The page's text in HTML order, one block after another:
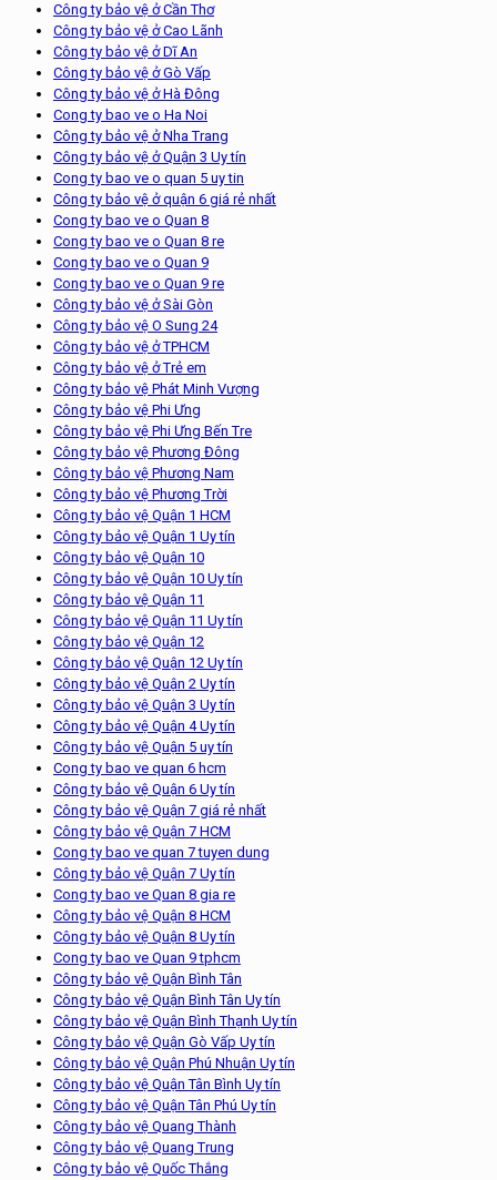
Công ty bảo vệ ở Cần Thơ
Công ty bảo vệ ở Cao Lãnh
Công ty bảo vệ ở Dĩ An
Công ty bảo vệ ở Gò Vấp
Công ty bảo vệ ở Hà Đông
Cong ty bao ve o Ha Noi
Công ty bảo vệ ở Nha Trang
Công ty bảo vệ ở Quận 3 Uy tín
Cong ty bao ve o quan 5 uy tin
Công ty bảo vệ ở quận 6 giá rẻ nhất
Cong ty bao ve o Quan 8
Cong ty bao ve o Quan 8 re
Cong ty bao ve o Quan 9
Cong ty bao ve o Quan 9 re
Công ty bảo vệ ở Sài Gòn
Công ty bảo vệ O Sung 24
Công ty bảo vệ ở TPHCM
Công ty bảo vệ ở Trẻ em
Công ty bảo vệ Phát Minh Vượng
Công ty bảo vệ Phi Ưng
Công ty bảo vệ Phi Ưng Bến Tre
Công ty bảo vệ Phương Đông
Công ty bảo vệ Phương Nam
Công ty bảo vệ Phương Trời
Công ty bảo vệ Quận 1 HCM
Công ty bảo vệ Quận 1 Uy tín
Công ty bảo vệ Quận 10
Công ty bảo vệ Quận 10 Uy tín
Công ty bảo vệ Quận 11
Công ty bảo vệ Quận 11 Uy tín
Công ty bảo vệ Quận 12
Công ty bảo vệ Quận 12 Uy tín
Công ty bảo vệ Quận 2 Uy tín
Công ty bảo vệ Quận 3 Uy tín
Công ty bảo vệ Quận 4 Uy tín
Công ty bảo vệ Quận 5 uy tín
Cong ty bao ve quan 6 hcm
Công ty bảo vệ Quận 6 Uy tín
Công ty bảo vệ Quận 7 giá rẻ nhất
Công ty bảo vệ Quận 7 HCM
Cong ty bao ve quan 7 tuyen dung
Công ty bảo vệ Quận 7 Uy tín
Cong ty bao ve Quan 8 gia re
Công ty bảo vệ Quận 8 HCM
Công ty bảo vệ Quận 8 Uy tín
Cong ty bao ve Quan 9 tphcm
Công ty bảo vệ Quận Bình Tân
Công ty bảo vệ Quận Bình Tân Uy tín
Công ty bảo vệ Quận Bình Thạnh Uy tín
Công ty bảo vệ Quận Gò Vấp Uy tín
Công ty bảo vệ Quận Phú Nhuận Uy tín
Công ty bảo vệ Quận Tân Bình Uy tín
Công ty bảo vệ Quận Tân Phú Uy tín
Công ty bảo vệ Quang Thành
Công ty bảo vệ Quang Trung
Công ty bảo vệ Quốc Thắng